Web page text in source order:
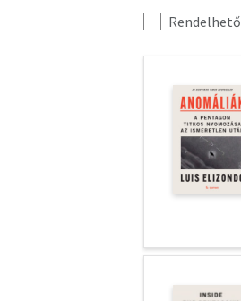
szűrés
További
szűrők
Rendelhető